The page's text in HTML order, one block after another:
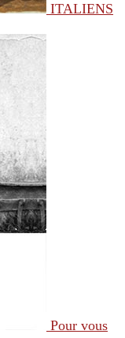
ITALIENS
Pour vous